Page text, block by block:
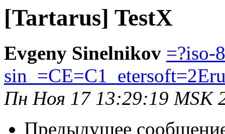
[Tartarus] TestX
Evgeny Sinelnikov =?iso-
Пн Ноя 17 13:29:19 MSK
Предыдущее